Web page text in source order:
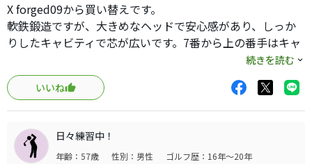
X forged09から買い替えです。
軟鉄鍛造ですが、大きめなヘッドで安心感があり、しっか
りしたキャビティで芯が広いです。7番から上の番手はキャ
ビティが強く伸びのある高い球が打てます。8番から下は丸
みのある形状でやさしく打てます。
シャフトですが、950より重量感がありますが、球が上がり
やすく扱いやすい印象です。
歴代のVシリーズの中で一番簡単なモデルではないでしょう
か。
おすすめです。
続きを読む
いいね
日々練習中！
年齢：57歳 性別：男性
ゴルフ歴：16年～20年